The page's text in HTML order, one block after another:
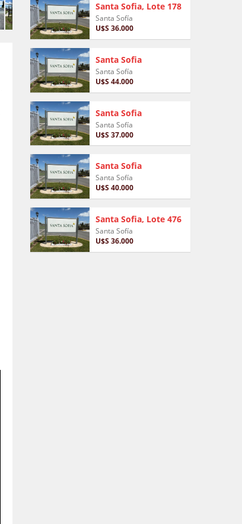
Santa Sofia, Lote 178
Santa Sofía
U$S 36.000
Santa Sofia
Santa Sofía
U$S 44.000
Santa Sofia
Santa Sofía
U$S 37.000
Santa Sofia
Santa Sofía
U$S 40.000
Santa Sofia, Lote 476
Santa Sofía
U$S 36.000